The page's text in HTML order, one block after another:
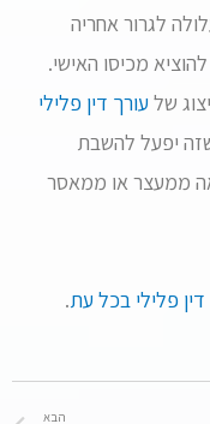
לגרור אחריה
מכיסו האישי.
של עורך דין פלילי
יפעל להשבת
ממעצר או ממאסר
דין פלילי בכל עת.
הבא